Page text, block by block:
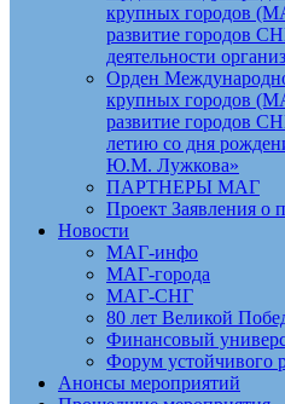
крупных городов
развитие городов
деятельности
Орден
крупных городов
развитие городов
летию со дня
Ю.М. Лужкова»
ПАРТНЕРЫ МАГ
Проект Заявления
Новости
МАГ-инфо
МАГ-города
МАГ-СНГ
80 лет Великой
Финансовый
Форум устойчивого
Анонсы мероприятий